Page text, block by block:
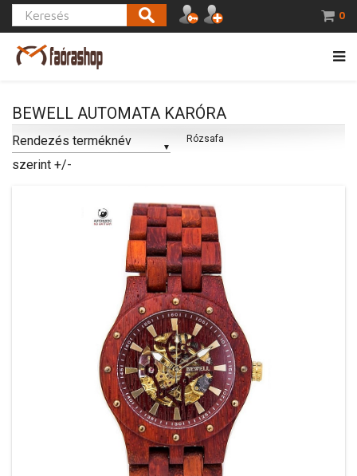
0
BEWELL AUTOMATA KARÓRA
Rendezés terméknév
szerint +/-
Rózsafa